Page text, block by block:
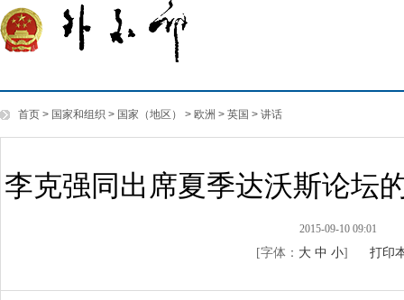
首页 > 国家和组织 > 国家（地区） > 欧洲 > 英国 > 讲话
李克强同出席夏季达沃斯论坛
2015-09-10 09:01
[字体： 大 中 小] 打印